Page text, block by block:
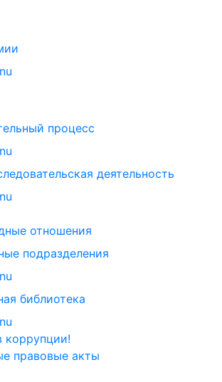
процесс
деятельность
отношения
подразделения
библиотека
правовые акты